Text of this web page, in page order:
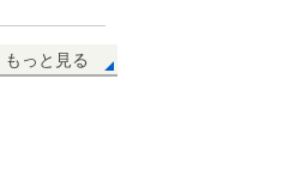
もっと見る